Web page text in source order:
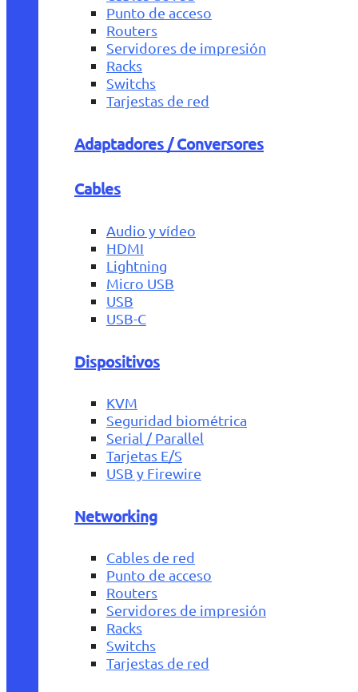
Punto de acceso
Routers
Servidores de impresión
Racks
Switchs
Tarjestas de red
Adaptadores / Conversores
Cables
Audio y vídeo
HDMI
Lightning
Micro USB
USB
USB-C
Dispositivos
KVM
Seguridad biométrica
Serial / Parallel
Tarjetas E/S
USB y Firewire
Networking
Cables de red
Punto de acceso
Routers
Servidores de impresión
Racks
Switchs
Tarjestas de red